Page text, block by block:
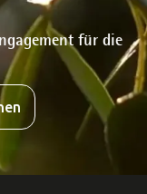
für die